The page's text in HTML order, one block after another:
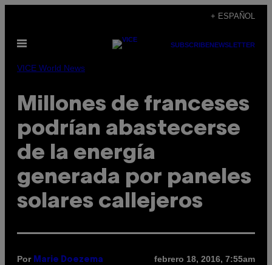
contenido
+ ESPAÑOL
Abrir
SUBSCRIBENEWSLETTER
VICE World News
Millones de franceses
podrían abastecerse
de la energía
generada por paneles
solares callejeros
Por Marie Doezema febrero 18, 2016, 7:55am